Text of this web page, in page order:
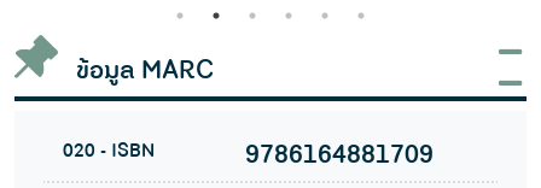
1 2 3 4 5 6
ข้อมูล MARC
020 - ISBN 9786164881709